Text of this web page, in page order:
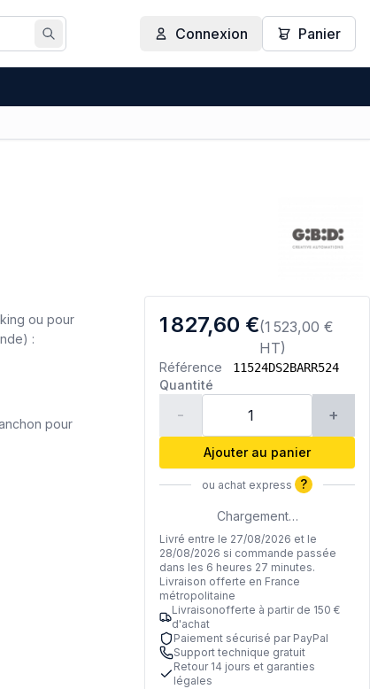
Rechercher
Connexion Panier
1 827,60 €(1 523,00 €
HT)
Référence 11524DS2BARR524
Quantité
- +
Ajouter au panier
ou achat express ?
Chargement…
Livré entre le 27/08/2026 et le
28/08/2026 si commande passée
dans les 6 heures 27 minutes.
Livraison offerte en France
métropolitaine
Livraisonofferte à partir de 150 €
d'achat
Paiement sécurisé par PayPal
Support technique gratuit
Retour 14 jours et garanties
légales
ou pour
:
pour